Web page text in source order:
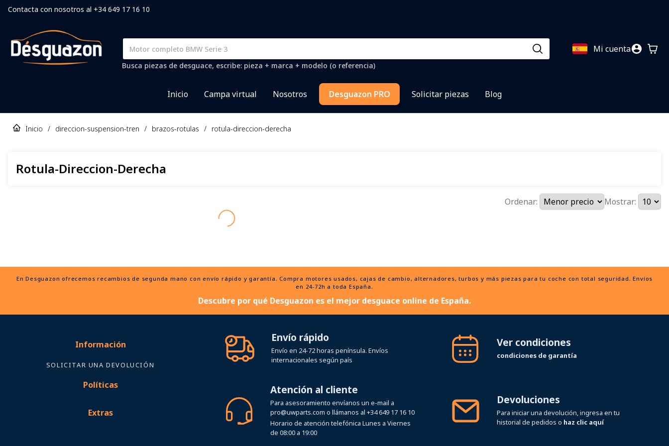
Contacta con nosotros al +34 649 17 16 10
Busca piezas de desguace, escribe: pieza + marca + modelo (o referencia)
Mi cuenta
Inicio Campa virtual Nosotros Desguazon PRO Solicitar piezas Blog
Inicio / direccion-suspension-tren / brazos-rotulas / rotula-direccion-derecha
Rotula-Direccion-Derecha
Ordenar: Mostrar:
En Desguazon ofrecemos recambios de segunda mano con envío rápido y garantía. Compra motores usados, cajas de cambio, alternadores, turbos y más piezas para tu coche con total seguridad. Envíos
en 24-72h a toda España.
Descubre por qué Desguazon es el mejor desguace online de España.
Información
SOLICITAR UNA DEVOLUCIÓN
Políticas
Extras
Envío rápido
Envío en 24-72 horas península. Envíos
internacionales según país
Ver condiciones
condiciones de garantía
Atención al cliente
Para asesoramiento envíanos un e-mail a
pro@uwparts.com o llámanos al +34 649 17 16 10
Horario de atención telefónica Lunes a Viernes
de 08:00 a 19:00
Devoluciones
Para iniciar una devolución, ingresa en tu
historial de pedidos o haz clic aquí